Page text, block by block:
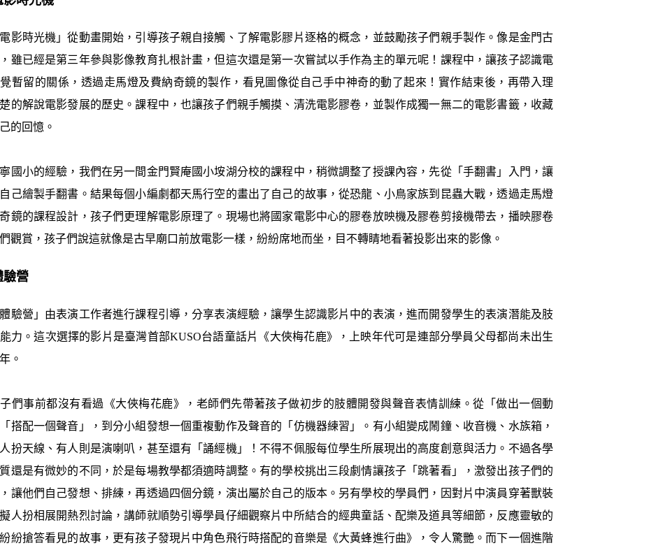
電影時光機」從動畫開始，引導孩子親自接觸、了解電影膠片逐格的概念，並鼓勵孩子們親手製作。像是金門古
雖已經是第三年參與影像教育扎根計畫，但這次還是第一次嘗試以手作為主的單元呢！課程中，讓孩子認識電
暫留的關係，透過走馬燈及費納奇鏡的製作，看見圖像從自己手中神奇的動了起來！實作結束後，再帶入理
的解說電影發展的歷史。課程中，也讓孩子們親手觸摸、清洗電影膠卷，並製作成獨一無二的電影書籤，收藏
的回憶。
國小的經驗，我們在另一間金門賢庵國小垵湖分校的課程中，稍微調整了授課內容，先從「手翻書」入門，讓
己繪製手翻書。結果每個小編劇都天馬行空的畫出了自己的故事，從恐龍、小鳥家族到昆蟲大戰，透過走馬燈
鏡的課程設計，孩子們更理解電影原理了。現場也將國家電影中心的膠卷放映機及膠卷剪接機帶去，播映膠卷
觀賞，孩子們說這就像是古早廟口前放電影一樣，紛紛席地而坐，目不轉睛地看著投影出來的影像。
驗營
體驗營」由表演工作者進行課程引導，分享表演經驗，讓學生認識影片中的表演，進而開發學生的表演潛能及肢
力。這次選擇的影片是臺灣首部KUSO台語童話片《大俠梅花鹿》，上映年代可是連部分學員父母都尚未出生
。
們事前都沒有看過《大俠梅花鹿》，老師們先帶著孩子做初步的肢體開發與聲音表情訓練。從「做出一個動
搭配一個聲音」，到分小組發想一個重複動作及聲音的「仿機器練習」。有小組變成鬧鐘、收音機、水族箱，
扮天線、有人則是演喇叭，甚至還有「誦經機」！不得不佩服每位學生所展現出的高度創意與活力。不過各學
還是有微妙的不同，於是每場教學都須適時調整。有的學校挑出三段劇情讓孩子「跳著看」，激發出孩子們的
讓他們自己發想、排練，再透過四個分鏡，演出屬於自己的版本。另有學校的學員們，因對片中演員穿著獸裝
人扮相展開熱烈討論，講師就順勢引導學員仔細觀察片中所結合的經典童話、配樂及道具等細節，反應靈敏的
紛搶答看見的故事，更有孩子發現片中角色飛行時搭配的音樂是《大黃蜂進行曲》，令人驚艷。而下一個進階